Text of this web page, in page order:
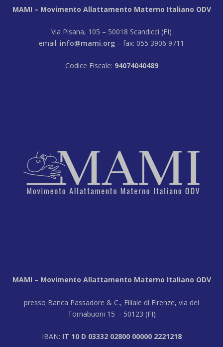
MAMI – Movimento Allattamento Materno Italiano ODV
Via Pisana, 105 – 50018 Scandicci (FI)
email: info@mami.org – fax: 055 3906 9711
Codice Fiscale: 94074040489
MAMI – Movimento Allattamento Materno Italiano ODV
presso Banca Passadore & C., Filiale di Firenze, via dei
Tornabuoni 15 - 50123 (FI)
IBAN: IT 10 D 03332 02800 00000 2221218